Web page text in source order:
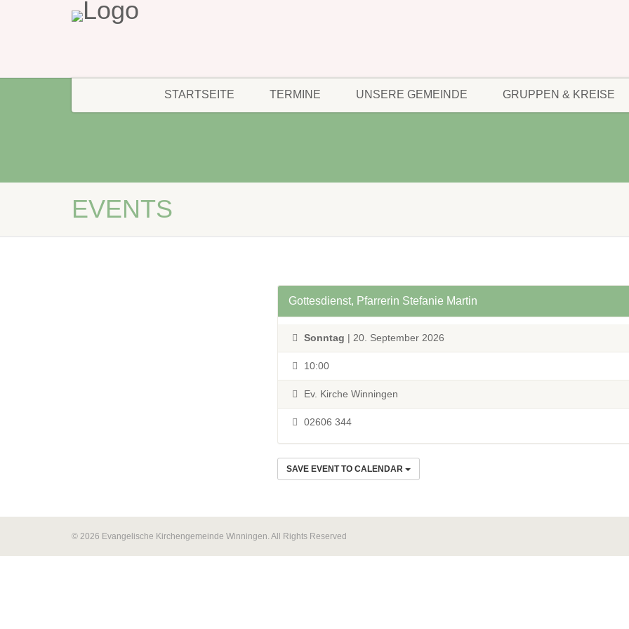
STARTSEITE TERMINE UNSERE GEMEINDE GRUPPEN & KREISE
EVENTS
Gottesdienst, Pfarrerin Stefanie Martin
Sonntag | 20. September 2026
10:00
Ev. Kirche Winningen
02606 344
SAVE EVENT TO CALENDAR
© 2026 Evangelische Kirchengemeinde Winningen. All Rights Reserved